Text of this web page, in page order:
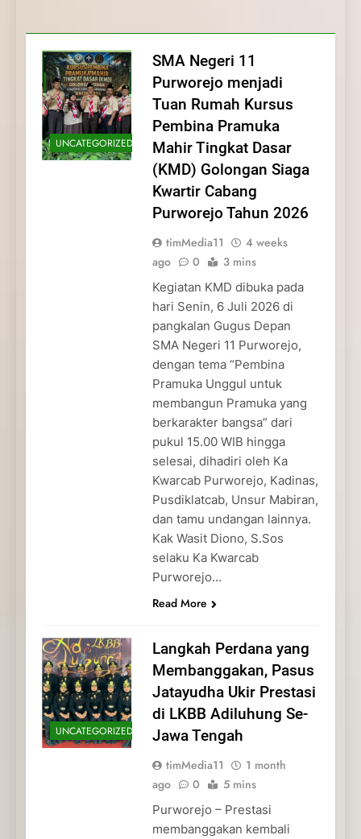
dan Pengabdian Generasi
Pramuka
Pramuka
Kepedulian
UNCATEGORIZED
SMA Negeri 11
Purworejo menjadi
Tuan Rumah Kursus
Pembina Pramuka
Mahir Tingkat Dasar
(KMD) Golongan Siaga
Kwartir Cabang
Purworejo Tahun 2026
timMedia11
4 weeks
ago
0 3 mins
Kegiatan KMD dibuka pada
hari Senin, 6 Juli 2026 di
pangkalan Gugus Depan
SMA Negeri 11 Purworejo,
dengan tema “Pembina
Pramuka Unggul untuk
membangun Pramuka yang
berkarakter bangsa” dari
pukul 15.00 WIB hingga
selesai, dihadiri oleh Ka
Kwarcab Purworejo, Kadinas,
Pusdiklatcab, Unsur Mabiran,
dan tamu undangan lainnya.
Kak Wasit Diono, S.Sos
selaku Ka Kwarcab
Purworejo…
Read More
UNCATEGORIZED
Langkah Perdana yang
Membanggakan, Pasus
Jatayudha Ukir Prestasi
di LKBB Adiluhung Se-
Jawa Tengah
timMedia11
1 month
ago
0 5 mins
Purworejo – Prestasi
membanggakan kembali